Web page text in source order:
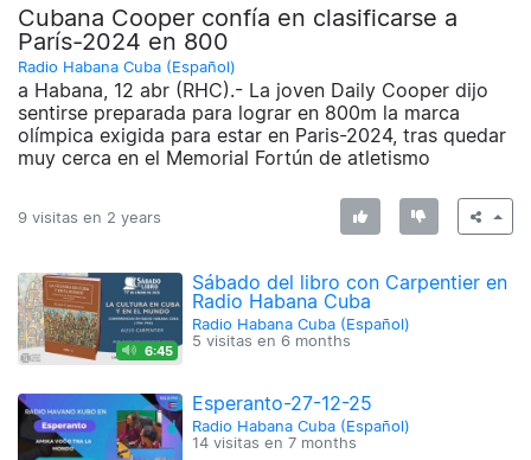
Cubana Cooper confía en clasificarse a
París-2024 en 800
Radio Habana Cuba (Español)
a Habana, 12 abr (RHC).- La joven Daily Cooper dijo
sentirse preparada para lograr en 800m la marca
olímpica exigida para estar en Paris-2024, tras quedar
muy cerca en el Memorial Fortún de atletismo
9 visitas en 2 years
6:45
Sábado del libro con Carpentier en
Radio Habana Cuba
Radio Habana Cuba (Español)
5 visitas en 6 months
Esperanto-27-12-25
Radio Habana Cuba (Español)
14 visitas en7 months